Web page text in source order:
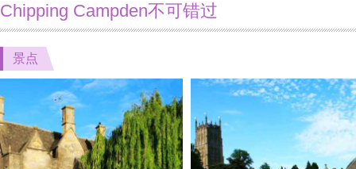
Chipping Campden不可错过
景点